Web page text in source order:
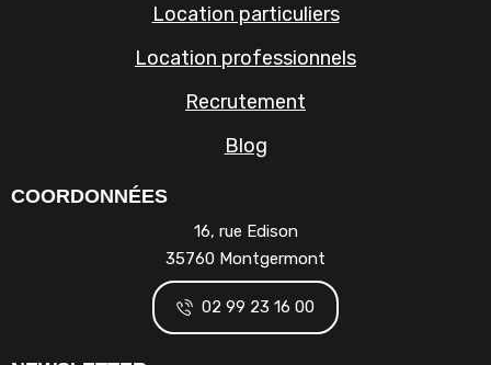
Location particuliers
Location professionnels
Recrutement
Blog
COORDONNÉES
16, rue Edison
35760 Montgermont
02 99 23 16 00